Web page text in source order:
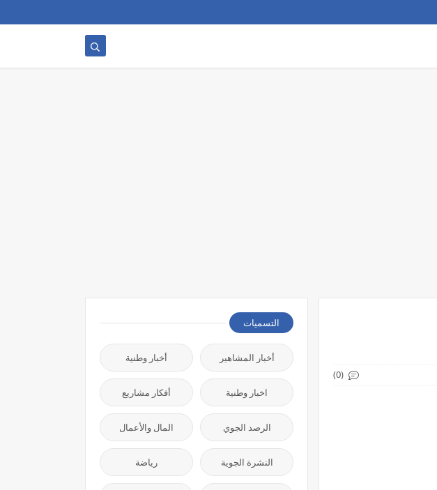
(0)
التسميات
أخبار المشاهير أخبار وطنية
اخبار وطنية أفكار مشاريع
الرصد الجوي المال والأعمال
النشرة الجوية رياضة